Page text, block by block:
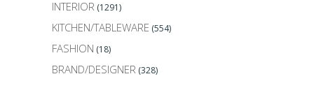
INTERIOR (1291)
KITCHEN/TABLEWARE (554)
FASHION (18)
BRAND/DESIGNER (328)